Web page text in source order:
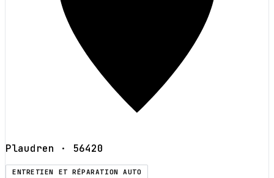
Plaudren · 56420
ENTRETIEN ET RÉPARATION AUTO